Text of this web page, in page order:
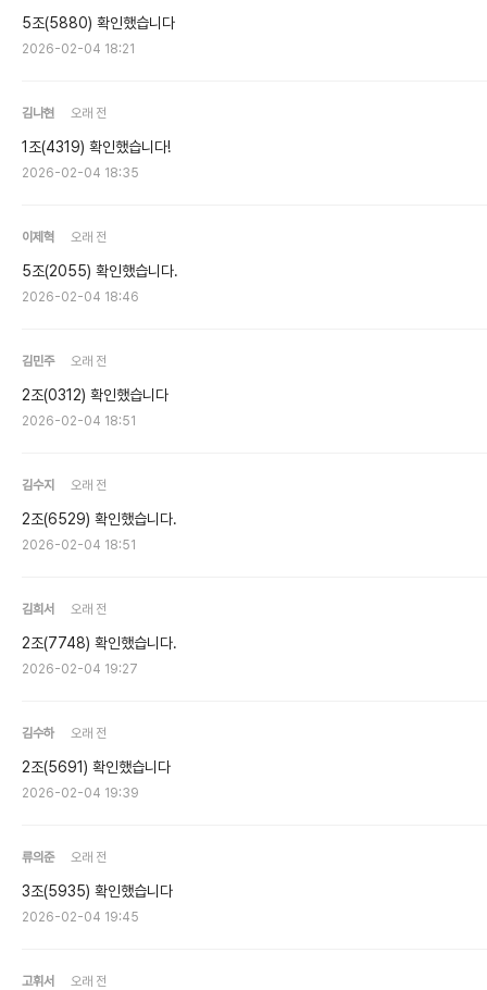
5조(5880) 확인했습니다
2026-02-04 18:21
김나현 오래 전
1조(4319) 확인했습니다!
2026-02-04 18:35
이제혁 오래 전
5조(2055) 확인했습니다.
2026-02-04 18:46
김민주 오래 전
2조(0312) 확인했습니다
2026-02-04 18:51
김수지 오래 전
2조(6529) 확인했습니다.
2026-02-04 18:51
김희서 오래 전
2조(7748) 확인했습니다.
2026-02-04 19:27
김수하 오래 전
2조(5691) 확인했습니다
2026-02-04 19:39
류의준 오래 전
3조(5935) 확인했습니다
2026-02-04 19:45
고휘서 오래 전